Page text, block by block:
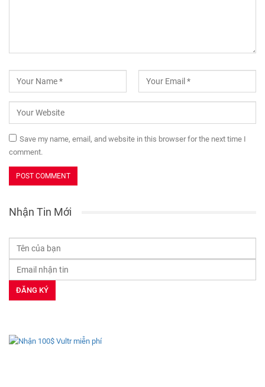
Save my name, email, and website in this browser for the next time I
comment.
Nhận Tin Mới